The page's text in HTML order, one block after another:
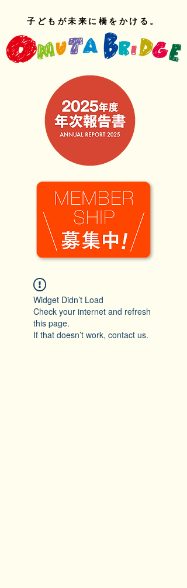
子どもが未来に橋をかける。
Widget Didn’t Load
Check your internet and refresh
this page.
If that doesn’t work, contact us.